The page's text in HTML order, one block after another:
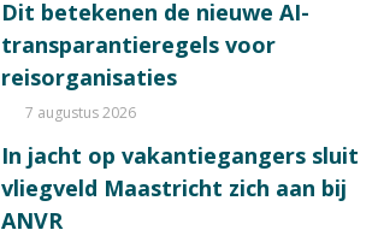
Dit betekenen de nieuwe AI-
transparantieregels voor
reisorganisaties
7 augustus 2026
In jacht op vakantiegangers sluit
vliegveld Maastricht zich aan bij
ANVR